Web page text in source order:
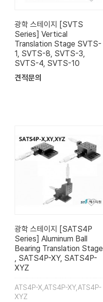
광학 스테이지 [SVTS
Series] Vertical
Translation Stage SVTS-
1, SVTS-8, SVTS-3,
SVTS-4, SVTS-10
견적문의
광학 스테이지 [SATS4P
Series] Aluminum Ball
Bearing Translation Stage
, SATS4P-XY, SATS4P-
XYZ
ATS4P-X,ATS4P-XY,ATS4P-
XYZ